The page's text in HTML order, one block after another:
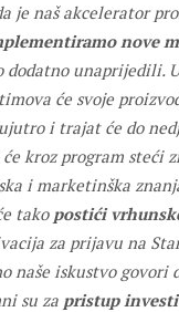
je naš akcelerator
nove
dodatno unaprijedili.
će svoje
i trajat će do
kroz program steći
i marketinška
tako postići
za prijavu na
naše iskustvo
su za pristup